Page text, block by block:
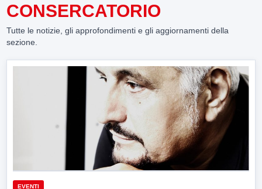
CONSERCATORIO
Tutte le notizie, gli approfondimenti e gli aggiornamenti della
sezione.
EVENTI